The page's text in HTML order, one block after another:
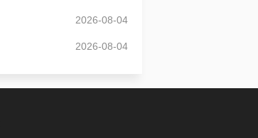
2026-08-04
2026-08-04